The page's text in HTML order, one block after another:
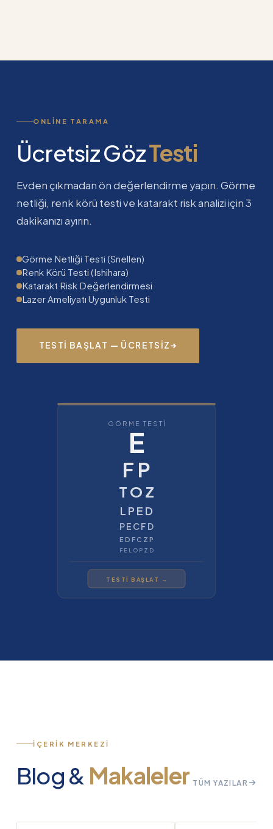
ONLINE TARAMA
Ücretsiz GözTesti
Evden çıkmadan ön değerlendirme yapın. Görme
netliği, renk körü testi ve katarakt risk analizi için 3
dakikanızı ayırın.
Görme Netliği Testi (Snellen)
Renk Körü Testi (Ishihara)
Katarakt Risk Değerlendirmesi
Lazer Ameliyatı Uygunluk Testi
TESTI BAŞLAT — ÜCRETSIZ
GÖRME TESTİ
E
F P
T O Z
L P E D
P E C F D
E D F C Z P
F E L O P Z D
TESTİ BAŞLAT →
İÇERIK MERKEZI
Blog & Makaleler TÜM YAZILAR